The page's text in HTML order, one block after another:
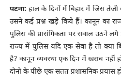
पटना:हाल के दिनों में बिहार में जिस
उसने कई प्रश्न खड़े किये हैं। कानून का
पुलिस की प्रासंगिकता पर सवाल उठने
राज्य में पुलिस यदि एक सेवा है तो क्या
है? कानून व्यवस्था एक दिन में खराब नहीं
दोनो के पीछे एक सतत प्रशासनिक प्रयास